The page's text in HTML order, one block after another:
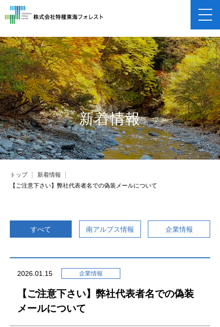
企業概要 事業紹介
保険申し込み
採用情報
南アルプス情報
登山者の皆様へ
新着情報
トップ
新着情報
【ご注意下さい】弊社代表者名での偽装メールについて
すべて 南アルプス情報 企業情報
2026.01.15 企業情報
【ご注意下さい】弊社代表者名での偽装
メールについて